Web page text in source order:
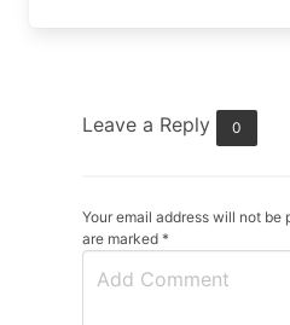
Leave a Reply 0
Your email address will not be
are marked *